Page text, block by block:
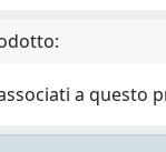
a questo